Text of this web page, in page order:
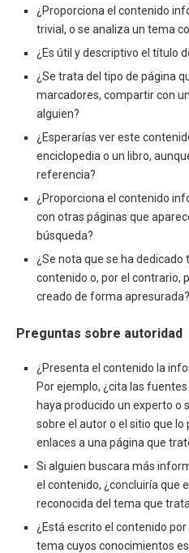
¿Proporciona el contenido
trivial, o se analiza un tema
¿Es útil y descriptivo el título
¿Se trata del tipo de página
marcadores, compartir con
alguien?
¿Esperarías ver este
enciclopedia o un libro,
referencia?
¿Proporciona el contenido
con otras páginas que
búsqueda?
¿Se nota que se ha
contenido o, por el contrario,
creado de forma apresurada?
Preguntas sobre autoridad
¿Presenta el contenido la
Por ejemplo, ¿cita las
haya producido un experto o
sobre el autor o el sitio que
enlaces a una página que
Si alguien buscara más
el contenido, ¿concluiría que
reconocida del tema que
¿Está escrito el contenido
tema cuyos conocimientos